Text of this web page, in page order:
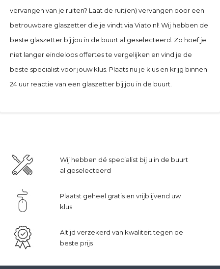
vervangen van je ruiten? Laat de ruit(en) vervangen door een
betrouwbare glaszetter die je vindt via Viato.nl! Wij hebben de
beste glaszetter bij jou in de buurt al geselecteerd. Zo hoef je
niet langer eindeloos offertes te vergelijken en vind je de
beste specialist voor jouw klus. Plaats nu je klus en krijg binnen
24 uur reactie van een glaszetter bij jou in de buurt.
Wij hebben dé specialist bij u in de buurt
al geselecteerd
Plaatst geheel gratis en vrijblijvend uw
klus
Altijd verzekerd van kwaliteit tegen de
beste prijs